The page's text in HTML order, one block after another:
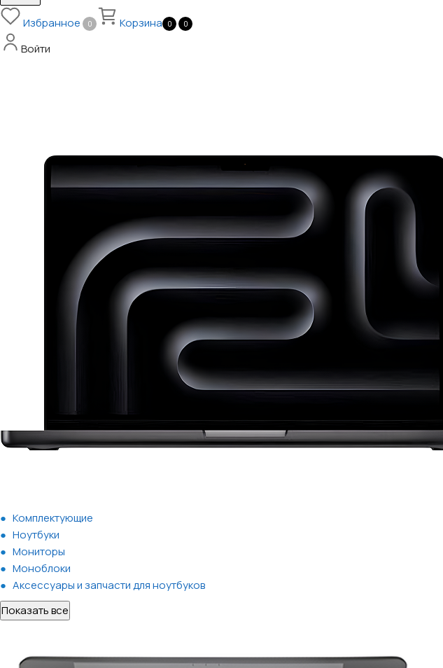
Избранное 0 Корзина 0 0
Войти
Комплектующие
Ноутбуки
Мониторы
Моноблоки
Аксессуары и запчасти для ноутбуков
Показать все